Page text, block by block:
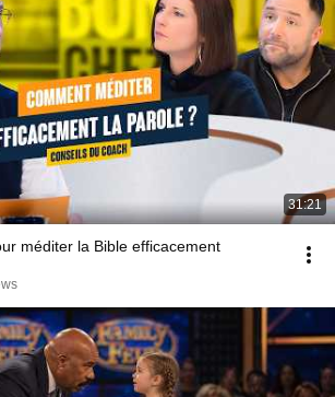
31:21
méditer la Bible efficacement